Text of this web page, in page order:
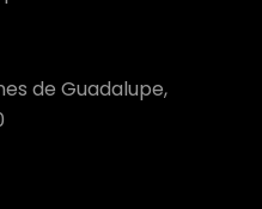
de Guadalupe,